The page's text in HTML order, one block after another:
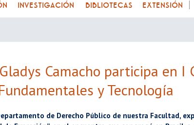
Medicina
Nutrición y
Alimentos
INVESTIGACIÓN BIBLIOTECAS EXTENSIÓN
Camacho participa en
y Tecnología
de Derecho Público de nuestra Facultad,